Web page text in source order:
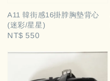
A11 韓街感16掛脖胸墊背心
(迷彩/星星)
Regular
NT$ 550